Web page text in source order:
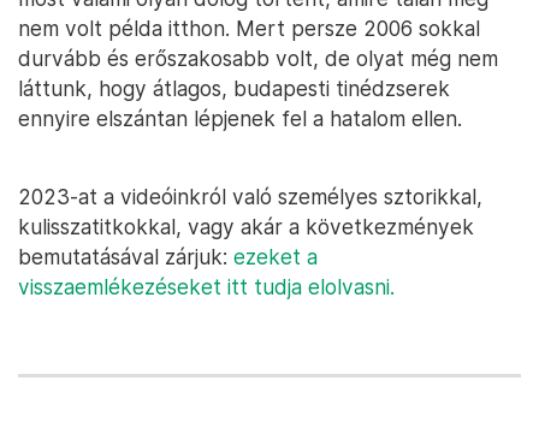
nem volt példa itthon. Mert persze 2006 sokkal
durvább és erőszakosabb volt, de olyat még nem
láttunk, hogy átlagos, budapesti tinédzserek
ennyire elszántan lépjenek fel a hatalom ellen.
2023-at a videóinkról való személyes sztorikkal,
kulisszatitkokkal, vagy akár a következmények
bemutatásával zárjuk: ezeket a
visszaemlékezéseket itt tudja elolvasni.